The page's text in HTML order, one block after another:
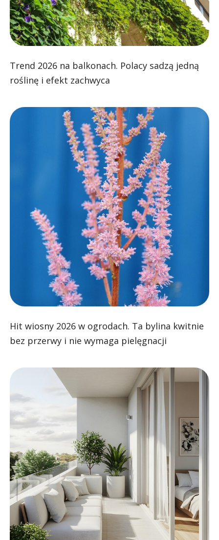
Trend 2026 na balkonach. Polacy sadzą jedną
roślinę i efekt zachwyca
Hit wiosny 2026 w ogrodach. Ta bylina kwitnie
bez przerwy i nie wymaga pielęgnacji